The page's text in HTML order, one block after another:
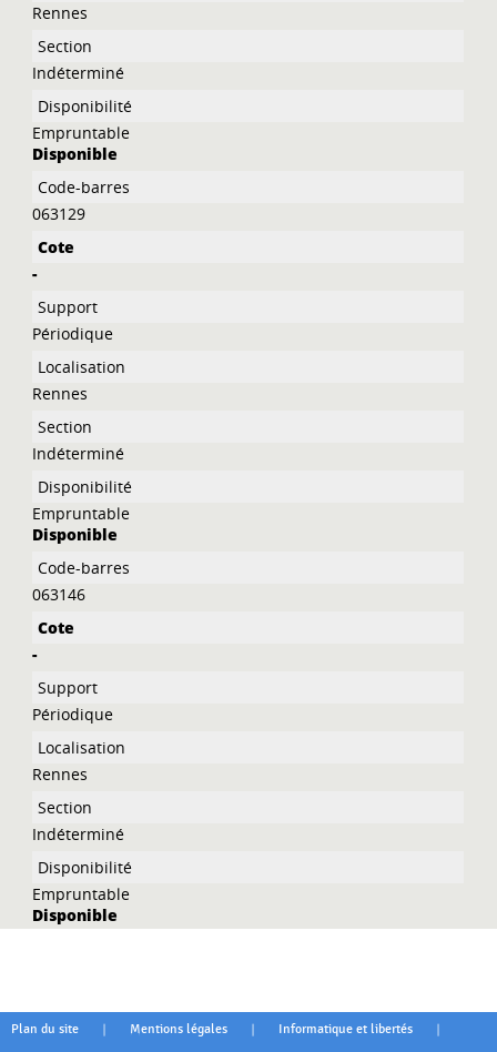
Rennes
Indéterminé
Empruntable
Disponible
063129
-
Périodique
Rennes
Indéterminé
Empruntable
Disponible
063146
-
Périodique
Rennes
Indéterminé
Empruntable
Disponible
Plan du site | Mentions légales | Informatique et libertés |